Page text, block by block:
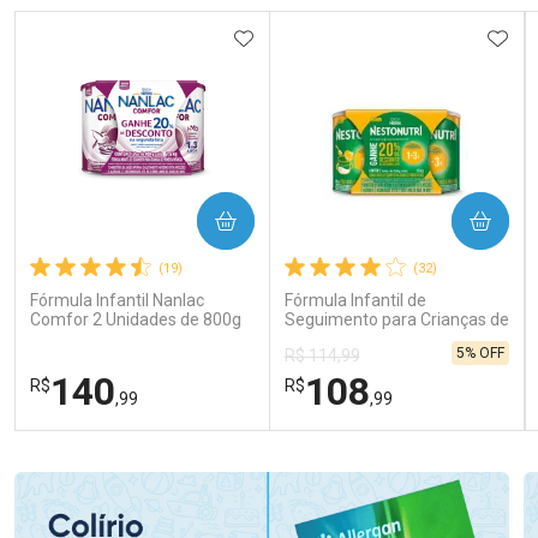
(19)
Fórmula Infantil Nanlac
Comfor 2 Unidades de 800g
R$140,99
ADICIONAR AOS FAVORITOS
COMPRAR
(32)
Fórmula Infantil de
Seguimento para Crianças de
Primeira Infância Nestonutri
2 Unidades de 800g cada
R$ 114,99
R$108,99
5% OFF
COMPRAR
Laboratório
Por Menos